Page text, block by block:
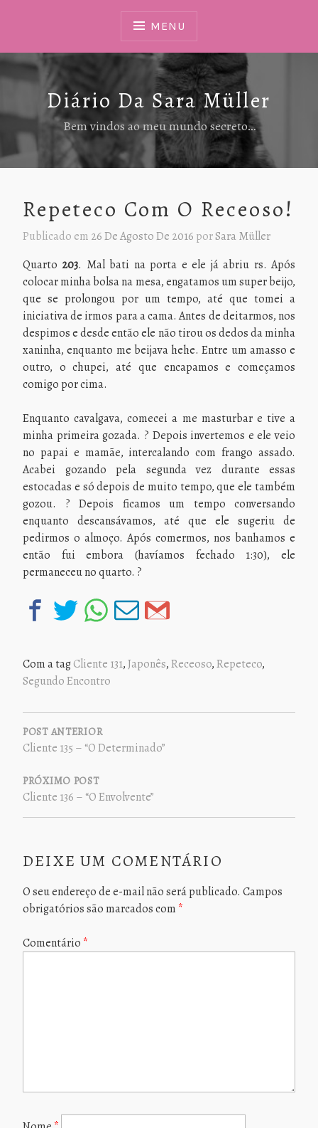
MENU
Diário Da Sara Müller
Bem vindos ao meu mundo secreto…
Repeteco Com O Receoso!
Publicado em 26 De Agosto De 2016 porSara Müller
Quarto 203. Mal bati na porta e ele já abriu rs. Após
colocar minha bolsa na mesa, engatamos um super beijo,
que se prolongou por um tempo, até que tomei a
iniciativa de irmos para a cama. Antes de deitarmos, nos
despimos e desde então ele não tirou os dedos da minha
xaninha, enquanto me beijava hehe. Entre um amasso e
outro, o chupei, até que encapamos e começamos
comigo por cima.
Enquanto cavalgava, comecei a me masturbar e tive a
minha primeira gozada. ? Depois invertemos e ele veio
no papai e mamãe, intercalando com frango assado.
Acabei gozando pela segunda vez durante essas
estocadas e só depois de muito tempo, que ele também
gozou. ? Depois ficamos um tempo conversando
enquanto descansávamos, até que ele sugeriu de
pedirmos o almoço. Após comermos, nos banhamos e
então fui embora (havíamos fechado 1:30), ele
permaneceu no quarto. ?
Com a tagCliente 131,Japonês,Receoso,Repeteco,
Segundo Encontro
NAVEGAÇÃO
DE
POST
POST ANTERIOR
Cliente 135 – “O Determinado”
PRÓXIMO POST
Cliente 136 – “O Envolvente”
DEIXE UM COMENTÁRIO
O seu endereço de e-mail não será publicado. Campos
obrigatórios são marcados com *
Comentário *